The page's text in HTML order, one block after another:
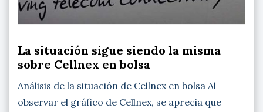
La situación sigue siendo la misma
sobre Cellnex en bolsa
Análisis de la situación de Cellnex en bolsa Al
observar el gráfico de Cellnex, se aprecia que